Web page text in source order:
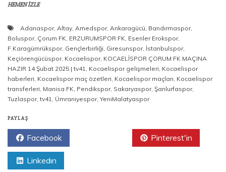
HEMEN İZLE
Adanaspor, Altay Amedspor, Ankaragücü Bandırmaspor,
Boluspor, Çorum FK ERZURUMSPOR FK Esenler Erokspor,
F.Karagümrükspor, Gençlerbirliği Giresunspor, İstanbulspor,
Keçiörengücüspor, Kocaelispor, KOCAELİSPOR ÇORUM FK MAÇINA
HAZIR 14 Şubat 2025 | tv41
Kocaelispor gelişmeleri Kocaelispor
haberleri Kocaelispor maç özetleri Kocaelispor maçları Kocaelispor
transferleri Manisa FK Pendikspor, Sakaryaspor, Şanlurfaspor,
Tuzlaspor,tv41 Ümraniyespor, YeniMalatyaspor
PAYLAŞ
Facebook Pinterest'in
Linkedın